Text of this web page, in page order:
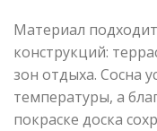
Материал
конструкций:
зон отдыха. Сосна
температуры, а
покраске доска